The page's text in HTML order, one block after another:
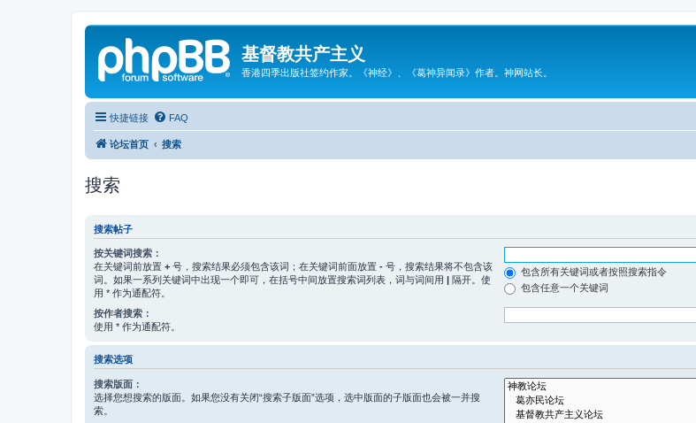
基督教共产主义
香港四季出版社签约作家。《神经》、《葛神异闻录》作者。神网站长。
快捷链接 FAQ
论坛首页 搜索
搜索
搜索帖子
按关键词搜索：
在关键词前放置 + 号，搜索结果必须包含该词；在关键词前面放置 - 号，搜索结果将不包含该
词。如果一系列关键词中出现一个即可，在括号中间放置搜索词列表，词与词间用 | 隔开。使
用 * 作为通配符。
包含所有关键词或者按照搜索指令
包含任意一个关键词
按作者搜索：
使用 * 作为通配符。
搜索选项
搜索版面：
选择您想搜索的版面。如果您没有关闭“搜索子版面”选项，选中版面的子版面也会被一并搜
索。